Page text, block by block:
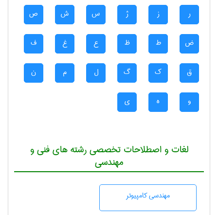
ر ز ژ س ش ص
ض ط ظ ع غ ف
ق ک گ ل م ن
و ه ی
لغات و اصطلاحات تخصصی رشته های فنی و
مهندسی
مهندسی كامپيوتر